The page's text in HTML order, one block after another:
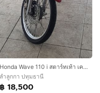
Honda Wave 110 i สตาร์ทเท้า เครื่องแน่นๆ
ลำลูกกา ปทุมธานี
฿ 18,500